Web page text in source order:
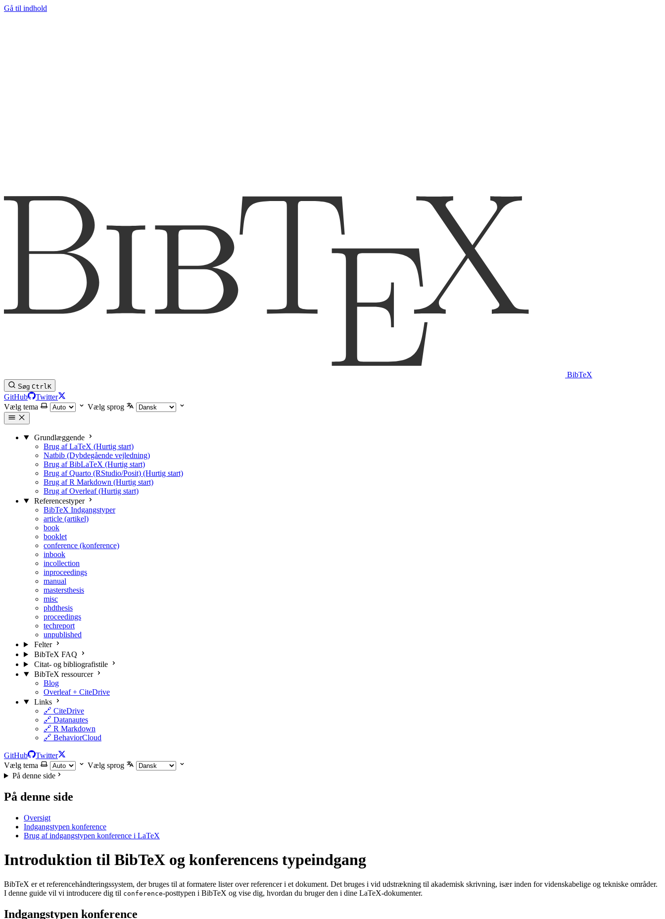
Gå til indhold
BibTeX
Søg CtrlK
GitHub
Twitter
Vælg tema
Vælg sprog
Grundlæggende
Brug af LaTeX (Hurtig start)
Natbib (Dybdegående vejledning)
Brug af BibLaTeX (Hurtig start)
Brug af Quarto (RStudio/Posit) (Hurtig start)
Brug af R Markdown (Hurtig start)
Brug af Overleaf (Hurtig start)
Referencestyper
BibTeX Indgangstyper
article (artikel)
book
booklet
conference (konference)
inbook
incollection
inproceedings
manual
mastersthesis
misc
phdthesis
proceedings
techreport
unpublished
Felter
BibTeX FAQ
Citat- og bibliografistile
BibTeX ressourcer
Blog
Overleaf + CiteDrive
Links
🔗 CiteDrive
🔗 Datanautes
🔗 R Markdown
🔗 BehaviorCloud
GitHub
Twitter
Vælg tema
Vælg sprog
På denne side
På denne side
Oversigt
Indgangstypen konference
Brug af indgangstypen konference i LaTeX
Introduktion til BibTeX og konferencens typeindgang
BibTeX er et referencehåndteringssystem, der bruges til at formatere lister over referencer i et dokument. Det bruges i vid udstrækning til akademisk skrivning, især inden for videnskabelige og tekniske områder.
I denne guide vil vi introducere dig til conference-posttypen i BibTeX og vise dig, hvordan du bruger den i dine LaTeX-dokumenter.
Indgangstypen konference